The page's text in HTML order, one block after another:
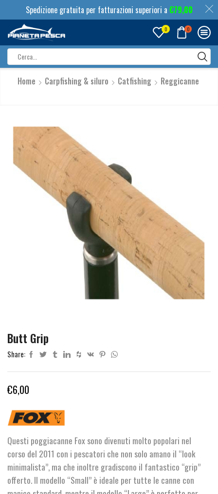
Spedizione gratuita per fatturazioni superiori a €79,00
0 0
input
Home Carpfishing & siluro Catfishing Reggicanne
Butt Grip
Share:
€6,00
Questi poggiacanne Fox sono divenuti molto popolari nel
corso del 2011 con i pescatori che non solo amano il “look
minimalista”, ma che inoltre gradiscono il fantastico “grip”
offerto. Il modello “Small” è ideale per tutte le canne con